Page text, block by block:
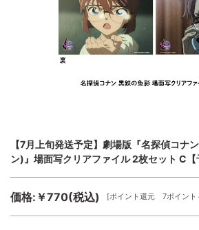
【7月上旬発送予定】劇場版『名探偵コナ
ン)』場面写クリアファイル 2枚セット C
価格:￥770(税込) [ポイント還元 7ポイント